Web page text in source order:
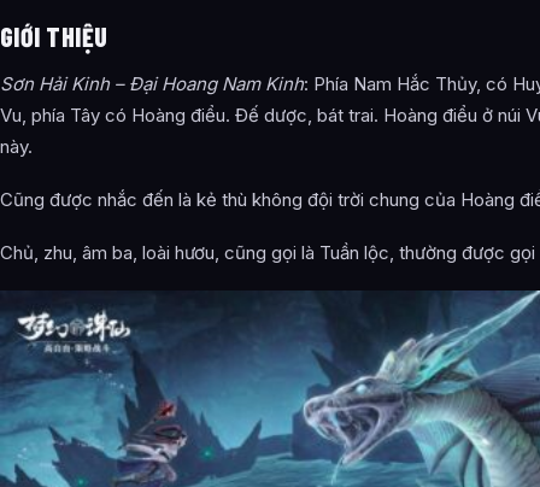
GIỚI THIỆU
Sơn Hải Kinh – Đại Hoang Nam Kinh: Phía Nam Hắc Thủy, có
Vu, phía Tây có Hoàng điểu. Đế dược, bát trai. Hoàng điểu ở núi
này.
Cũng được nhắc đến là kẻ thù không đội trời chung của Hoàng
Chủ, zhu, âm ba, loài hươu, cũng gọi là Tuần lộc, thường được